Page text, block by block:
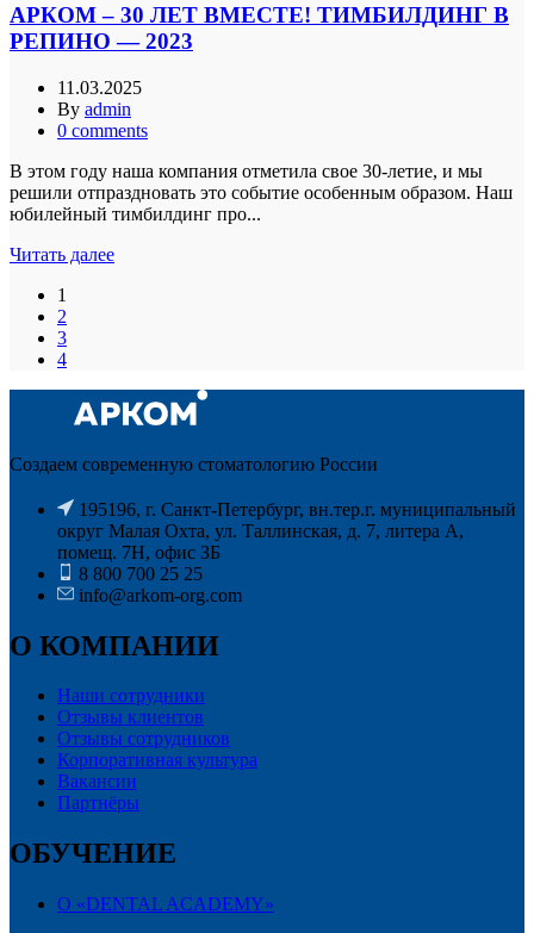
АРКОМ – 30 ЛЕТ ВМЕСТЕ! ТИМБИЛДИНГ В
РЕПИНО — 2023
11.03.2025
By admin
0 comments
В этом году наша компания отметила свое 30-летие, и мы
решили отпраздновать это событие особенным образом. Наш
юбилейный тимбилдинг про...
Читать далее
1
2
3
4
Создаем современную стоматологию России
195196, г. Санкт-Петербург, вн.тер.г. муниципальный
округ Малая Охта, ул. Таллинская, д. 7, литера А,
помещ. 7Н, офис ЗБ
8 800 700 25 25
info@arkom-org.com
О КОМПАНИИ
Наши сотрудники
Отзывы клиентов
Отзывы сотрудников
Корпоративная культура
Вакансии
Партнёры
ОБУЧЕНИЕ
О «DENTAL ACADEMY»